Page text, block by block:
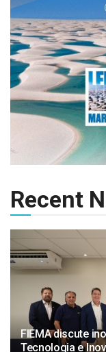
Recent
FIEMA discute
Tecnologia e